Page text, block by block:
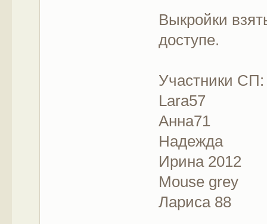
Выкройки
доступе.
Участники СП:
Lara57
Анна71
Надежда
Ирина 2012
Mouse grey
Лариса 88